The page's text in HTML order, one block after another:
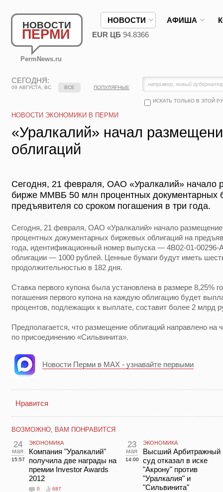
НОВОСТИ
ПЕРМИ
PermNews.ru
НОВОСТИ АФИША
EUR ЦБ 94.8366
СЕГОДНЯ:
09 АВГУСТА, ВС
ИСКАТЬ ТОЛЬКО В ЭТОЙ
ВСЕ ПОПУЛЯРНЫЕ
НОВОСТИ ЭКОНОМИКИ В ПЕРМИ
«Уралкалий» начал
облигаций
Сегодня, 21 февраля, ОАО «Уралкалий» начало
бирже ММВБ 50 млн процентных документарных
предъявителя со сроком погашения в три года.
Сегодня, 21 февраля, ОАО «Уралкалий» начало
процентных документарных биржевых облигаций на
года, идентификационный номер выпуска — 4В02-01-00296-
облигации — 1000 рублей. Ценные бумаги будут иметь
продолжительностью в 182 дня.
Ставка первого купона была установлена в размере 8,25%
погашения первого купона на каждую облигацию будет
процентов, подлежащих к выплате, составит более 2 млрд
Предполагается, что размещение облигаций направлено на
по присоединению «Сильвинита».
Новости Перми в MAX - узнавайте первыми
Нравится
ВОЗМОЖНО, ВАМ ПОНРАВИТСЯ
24
мая
15:57
ЭКОНОМИКА
Компания "Уралкалий"
получила две награды на
премии Investor Awards
2012
0 687
23
мая
14:00
ЭКОНОМИКА
Высший Арбитражный
суд отказал в иске
"Акрону" против
"Уралкалия" и
"Сильвинита"